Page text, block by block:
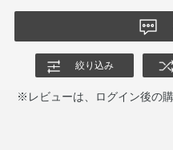
絞り込み
※レビューは、ログイン後の